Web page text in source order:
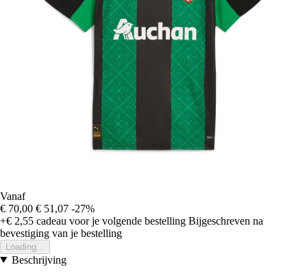
Vanaf
€ 70,00 € 51,07 -27%
+€ 2,55 cadeau voor je volgende bestelling Bijgeschreven na
bevestiging van je bestelling
Loading...
Beschrijving